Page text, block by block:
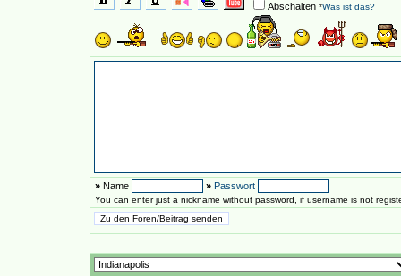
Abschalten *Was ist das?
» Name » Passwort
You can enter just a nickname without password, if username is not